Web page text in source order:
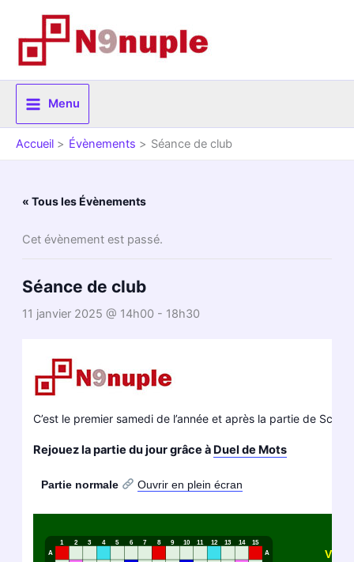
contenu
Menu
Accueil Évènements Séance de club
« Tous les Évènements
Cet évènement est passé.
Séance de club
11 janvier 2025 @ 14h00- 18h30
C’est le premier samedi de l’année et après la partie de
Rejouez la partie du jour grâce à Duel de Mots
Partie normale Ouvrir en plein écran